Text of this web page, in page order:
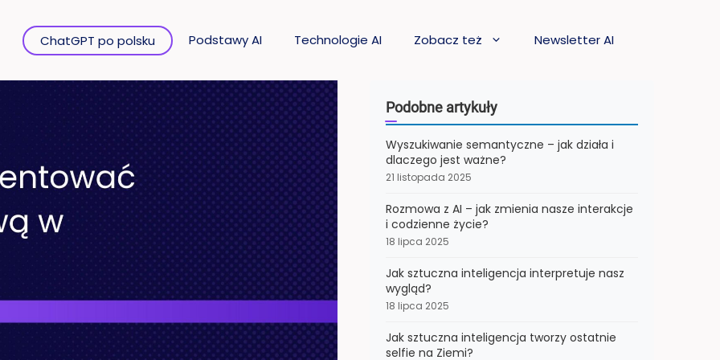
ChatGPT po polsku Podstawy AI Technologie AI Zobacz też Newsletter AI
Podobne artykuły
Wyszukiwanie semantyczne – jak działa i
dlaczego jest ważne?
21 listopada 2025
Rozmowa z AI – jak zmienia nasze interakcje
i codzienne życie?
18 lipca 2025
Jak sztuczna inteligencja interpretuje nasz
wygląd?
18 lipca 2025
Jak sztuczna inteligencja tworzy ostatnie
selfie na Ziemi?